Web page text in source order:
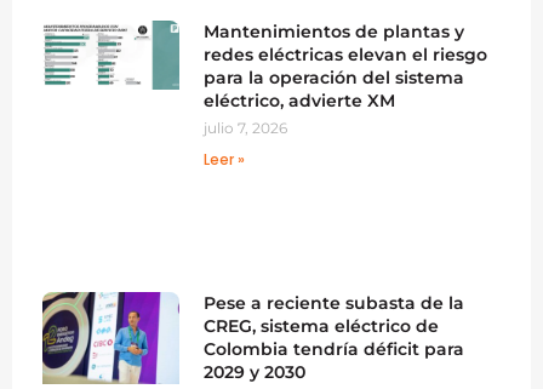
Mantenimientos de plantas y
redes eléctricas elevan el riesgo
para la operación del sistema
eléctrico, advierte XM
julio 7, 2026
Leer »
Pese a reciente subasta de la
CREG, sistema eléctrico de
Colombia tendría déficit para
2029 y 2030